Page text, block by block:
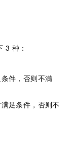
3 种：
件，否则不满
足条件，否则不